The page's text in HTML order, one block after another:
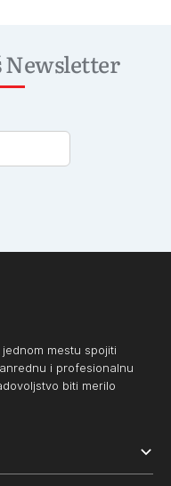
Newsletter
mestu spojiti
i profesionalnu
biti merilo